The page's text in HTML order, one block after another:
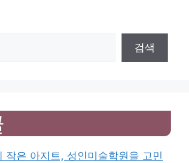
검색
작은 아지트, 성인미술학원을 고민